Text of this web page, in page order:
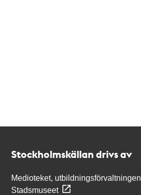
Stockholmskällan drivs av
Medioteket, utbildningsförvaltningen
Stadsmuseet